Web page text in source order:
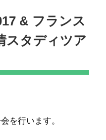
& フランス
スタディツア
を行います。